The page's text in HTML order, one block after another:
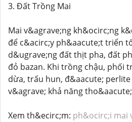
3. Đất Trồng Mai
Mai v&agrave;ng kh&ocirc;ng
để c&acirc;y ph&aacute;t triển
d&ugrave;ng đất thịt pha, đất
đỏ bazan. Khi trồng chậu, phối
dừa, trấu hun, đ&aacute;
v&agrave; khả năng
Xem th&ecirc;m: ph&ocirc;i mai